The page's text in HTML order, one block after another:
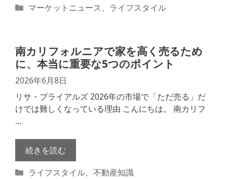
カ
ー
マーケットニュース、 ライフスタイル
南カリフォルニアで家を高く売るため
に、本当に重要な5つのポイント
2026年6月8日
リサ・ブライアルズ 2026年の市場で「ただ売る」だ
けでは難しくなっている理由 こんにちは。 南カリフ
…
続きを読む
カ
ライフスタイル、 不動産知識